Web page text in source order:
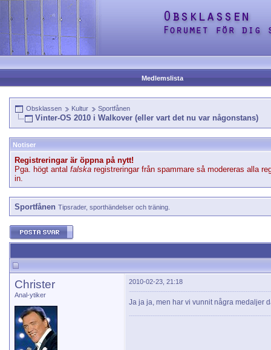
Medlemslista
Obsklassen Kultur Sportfånen
Vinter-OS 2010 i Walkover (eller vart det nu var någonstans)
Notiser
Registreringar är öppna på nytt!
Pga. högt antal falska registreringar från spammare så modereras alla
in.
Sportfånen Tipsrader, sporthändelser och träning.
Christer
Anal-ytiker
2010-02-23, 21:18
Ja ja ja, men har vi vunnit några medaljer